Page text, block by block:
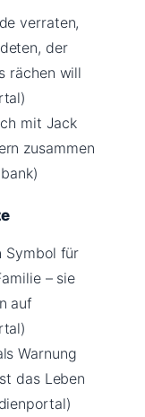
verraten,
der
rächen will
mit Jack
zusammen
Symbol für
– sie
auf
Warnung
das Leben